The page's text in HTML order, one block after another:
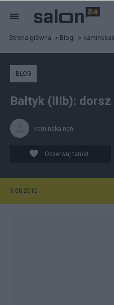
Strona główna Blogi
BLOG
Bałtyk (IIIb):
kaminskainen
Obserwuj temat
9.08.2010